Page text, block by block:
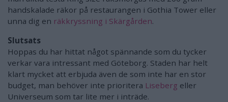
handskalade räkor på restaurangen i Gothia Tower eller
unna dig en räkkryssning i Skärgården.
Slutsats
Hoppas du har hittat något spännande som du tycker
verkar vara intressant med Göteborg. Staden har helt
klart mycket att erbjuda även de som inte har en stor
budget, man behöver inte prioritera Liseberg eller
Universeum som tar lite mer i inträde.